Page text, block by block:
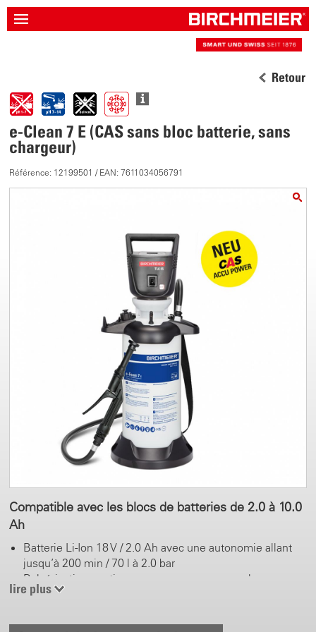
Retour
e-Clean 7 E (CAS sans bloc batterie, sans
chargeur)
Référence: 12199501 / EAN: 7611034056791
Compatible avec les blocs de batteries de 2.0 à 10.0
Ah
Batterie Li-Ion 18 V / 2.0 Ah avec une autonomie allant
jusqu’à 200 min / 70 l à 2.0 bar
Pulvérisation continue sans pompage manuel
Réservoir en plastique d’une capacité de remplissage de
Support de lance de pulvérisation vertical et horizontal
lire plus